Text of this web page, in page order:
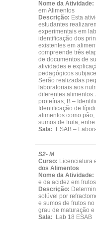
Nome da Atividade:
em Alimentos
Descrição: Esta
estudantes
experimentais em
identificação dos
existentes em
compreende três
de documentos de
atividades e
pedagógicos
Serão realizadas
laboratoriais aos
diferentes alimentos:
proteínas; B –
Identificação de
alimentos como
sumos de fruta,
Sala:
ESAB –
S2- M
Curso: Licenciatura
dos Alimentos
Nome da Atividade:
e da acidez em
Descrição:
solúvel por
e sumos de frutos
grau de maturação
Sala:
Lab 18 ESAB